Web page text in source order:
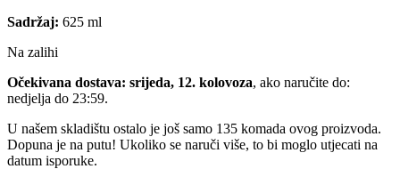
Sadržaj: 625 ml
Na zalihi
Očekivana dostava: srijeda, 12. kolovoza, ako naručite do:
nedjelja do 23:59.
U našem skladištu ostalo je još samo 135 komada ovog proizvoda.
Dopuna je na putu! Ukoliko se naruči više, to bi moglo utjecati na
datum isporuke.